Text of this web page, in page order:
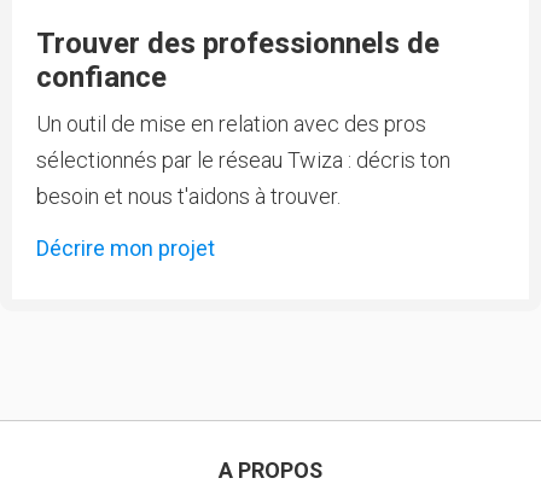
Trouver des professionnels de
confiance
Un outil de mise en relation avec des pros
sélectionnés par le réseau Twiza : décris ton
besoin et nous t'aidons à trouver.
Décrire mon projet
A PROPOS